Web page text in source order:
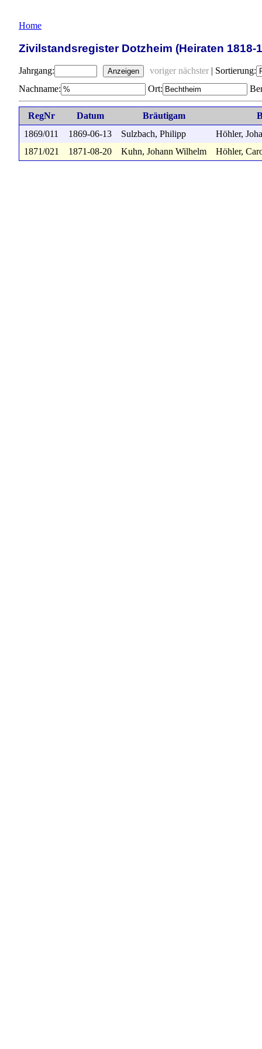
Home
Zivilstandsregister Dotzheim (Heiraten 1818-
Jahrgang: Anzeigen voriger nächster | Sortierung:
Nachname:
Ort:
RegNr Datum Bräutigam
1869/011
1869-06-13 Sulzbach, Philipp
Höhler,
1871/021
1871-08-20 Kuhn, Johann Wilhelm Höhler,